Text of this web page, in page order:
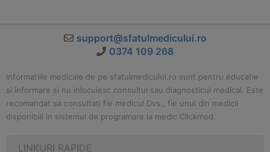
support@sfatulmedicului.ro
0374 109 268
Informatiile medicale de pe sfatulmedicului.ro sunt pentru educatie
si informare si nu inlocuiesc consultul sau diagnosticul medical. Este
recomandat sa consultati fie medicul Dvs., fie unul din medicii
disponibili in sistemul de programare la medic Clickmed.
LINKURI RAPIDE